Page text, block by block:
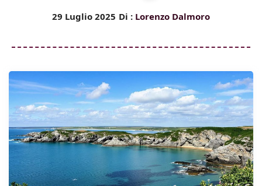
29 Luglio 2025 Di : Lorenzo Dalmoro